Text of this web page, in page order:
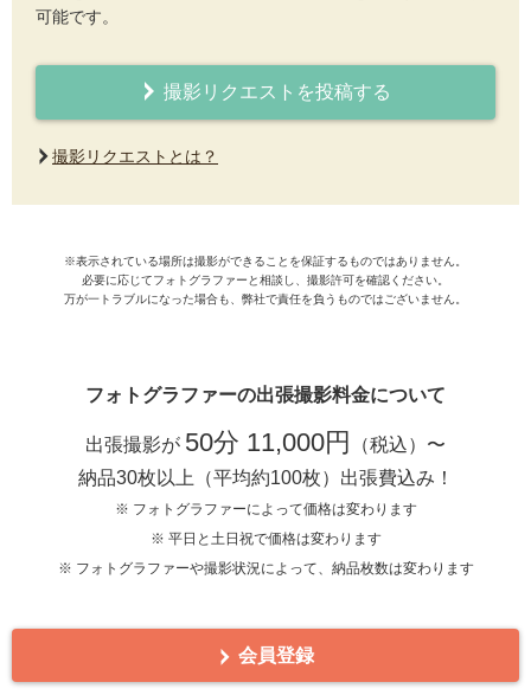
可能です。
撮影リクエストを投稿する
撮影リクエストとは？
※表示されている場所は撮影ができることを保証するものではありません。
必要に応じてフォトグラファーと相談し、撮影許可を確認ください。
万が一トラブルになった場合も、弊社で責任を負うものではございません。
フォトグラファーの出張撮影料金について
出張撮影が 50分 11,000円
（税込）〜
納品30枚以上（平均約100枚）出張費込み！
※ フォトグラファーによって価格は変わります
※ 平日と土日祝で価格は変わります
※ フォトグラファーや撮影状況によって、納品枚数は変わります
会員登録